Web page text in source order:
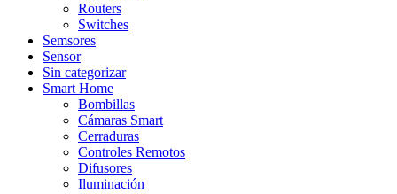
Routers
Switches
Semsores
Sensor
Sin categorizar
Smart Home
Bombillas
Cámaras Smart
Cerraduras
Controles Remotos
Difusores
Iluminación